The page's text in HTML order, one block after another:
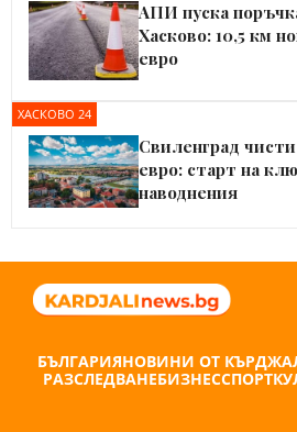
АПИ пуска
Хасково: 10,5 км
евро
ХАСКОВО 24
Свиленград
евро: старт на
наводнения
БЪЛГАРИЯНОВИНИ ОТ
РАЗСЛЕДВАНЕБИЗНЕССПОРТ